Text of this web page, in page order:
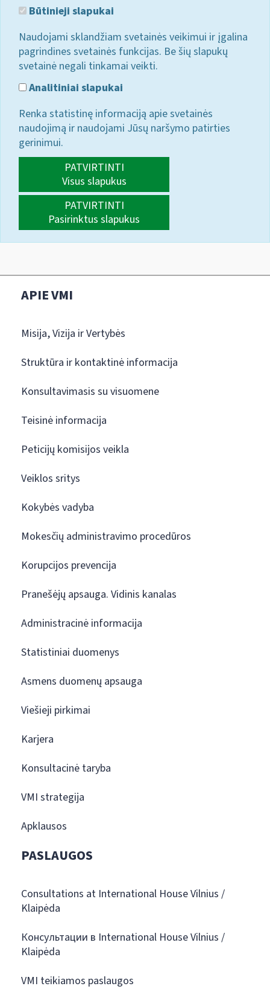
Būtinieji slapukai
Naudojami sklandžiam svetainės veikimui ir įgalina
pagrindines svetainės funkcijas. Be šių slapukų
svetainė negali tinkamai veikti.
Analitiniai slapukai
Renka statistinę informaciją apie svetainės
naudojimą ir naudojami Jūsų naršymo patirties
gerinimui.
PATVIRTINTI
Visus slapukus
PATVIRTINTI
Pasirinktus slapukus
APIE VMI
Misija, Vizija ir Vertybės
Struktūra ir kontaktinė informacija
Konsultavimasis su visuomene
Teisinė informacija
Peticijų komisijos veikla
Veiklos sritys
Kokybės vadyba
Mokesčių administravimo procedūros
Korupcijos prevencija
Pranešėjų apsauga. Vidinis kanalas
Administracinė informacija
Statistiniai duomenys
Asmens duomenų apsauga
Viešieji pirkimai
Karjera
Konsultacinė taryba
VMI strategija
Apklausos
PASLAUGOS
Consultations at International House Vilnius /
Klaipėda
Консультации в International House Vilnius /
Klaipėda
VMI teikiamos paslaugos